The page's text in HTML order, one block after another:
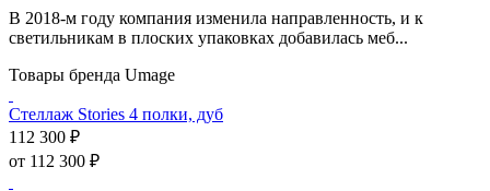
В 2018-м году компания изменила направленность, и к
светильникам в плоских упаковках добавилась меб...
Товары бренда Umage
Стеллаж Stories 4 полки, дуб
112 300 ₽
от 112 300 ₽